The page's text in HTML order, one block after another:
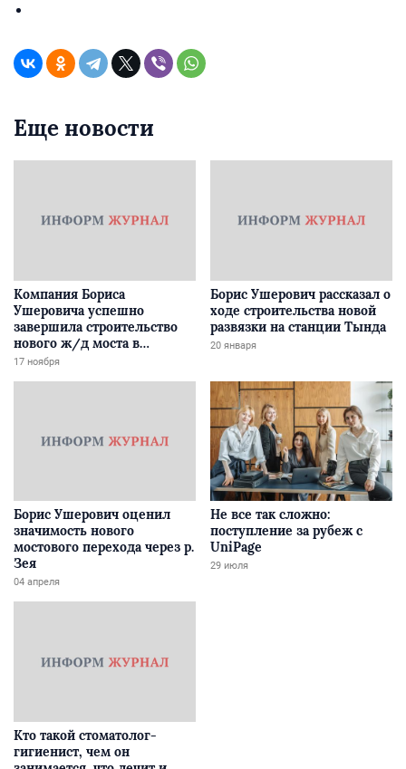
Еще новости
Компания Бориса
Ушеровича успешно
завершила строительство
нового ж/д моста в
Забайкалье
17 ноября
Борис Ушерович рассказал о
ходе строительства новой
развязки на станции Тында
20 января
Борис Ушерович оценил
значимость нового
мостового перехода через р.
Зея
04 апреля
Не все так сложно:
поступление за рубеж с
UniPage
29 июля
Кто такой стоматолог-
гигиенист, чем он